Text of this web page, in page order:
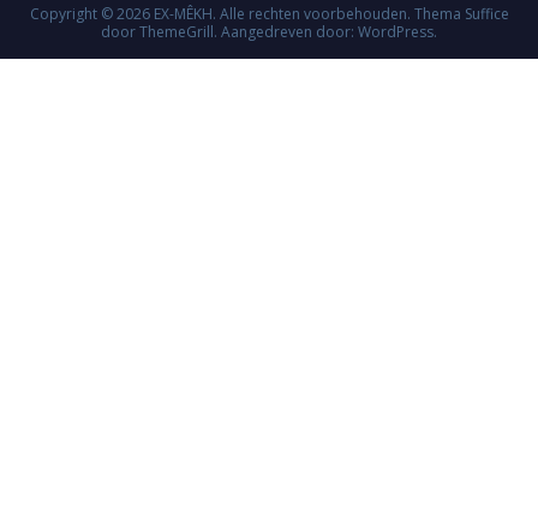
Copyright © 2026 EX-MÊKH. Alle rechten voorbehouden. Thema Suffice
door ThemeGrill. Aangedreven door: WordPress.